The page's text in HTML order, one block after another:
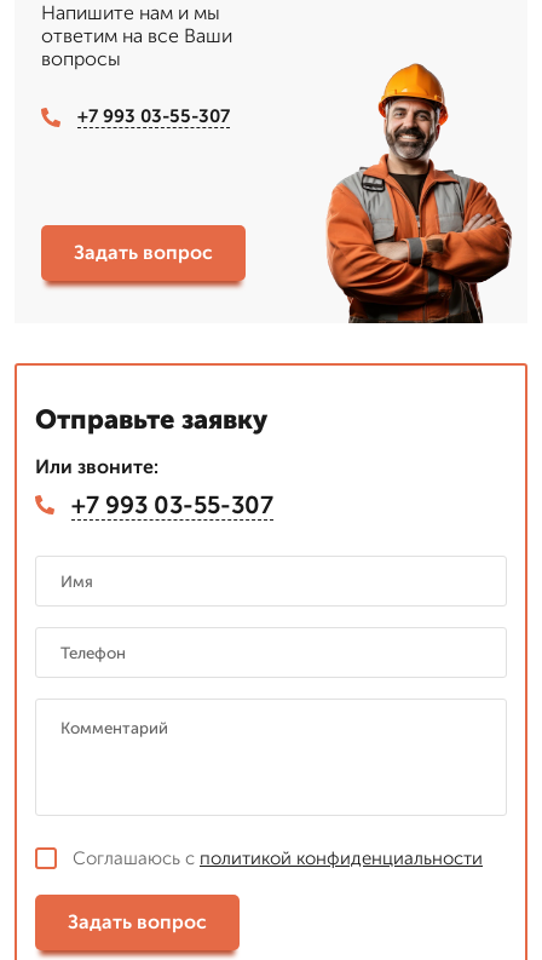
Напишите нам и мы
ответим на все Ваши
вопросы
+7 993 03-55-307
Задать вопрос
Отправьте заявку
Или звоните:
+7 993 03-55-307
Соглашаюсь с политикой конфиденциальности
Задать вопрос